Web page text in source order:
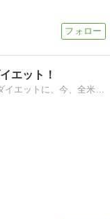
エット！
うにうにダイエットしませんか？お笑いダイエットに、今、全米が注目！